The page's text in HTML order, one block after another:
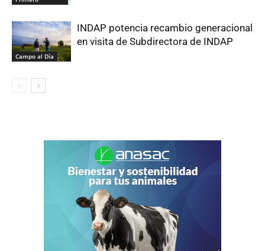
Campo al Día
INDAP potencia recambio generacional
en visita de Subdirectora de INDAP